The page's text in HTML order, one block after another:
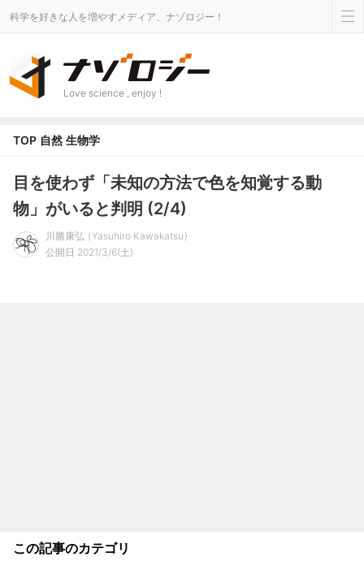
科学を好きな人を増やすメディア、ナゾロジー！
Love science , enjoy !
TOP 自然 生物学
目を使わず「未知の方法で色を知覚する動
物」がいると判明 (2/4)
川勝康弘
Yasuhiro Kawakatsu
公開日 2021/3/6(土)
この記事のカテゴリ